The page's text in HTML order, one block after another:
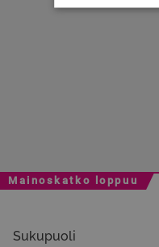
Mainoskatko loppuu
Sukupuoli